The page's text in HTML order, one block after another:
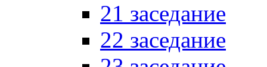
21 заседание
22 заседание